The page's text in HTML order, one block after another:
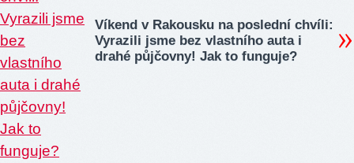
Víkend v Rakousku na poslední chvíli:
Vyrazili jsme bez vlastního auta i
drahé půjčovny! Jak to funguje?